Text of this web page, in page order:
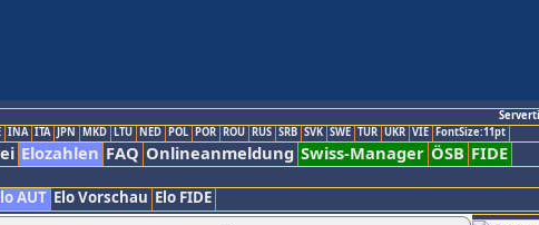
INA ITA JPN MKD LTU NED POL POR ROU RUS SRB SVK SWE TUR UKR VIE FontSize:11pt
Elozahlen FAQ Onlineanmeldung Swiss-Manager ÖSB FIDE
AUT Elo Vorschau Elo FIDE